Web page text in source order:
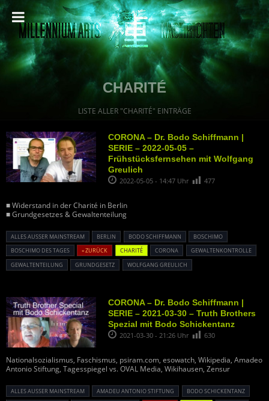
CHARITÉ
LISTE ALLER "CHARITÉ" EINTRÄGE
CORONA – Dr. Bodo Schiffmann |
SERIE – 2022-05-05 –
Frühstücksfernsehen mit Wolfgang
Greulich
2022-05-05 - 14:47 Uhr 477
■ Widerstand in der Charité in Berlin
■ Grundgesetzes & Gewaltenteilung
ALLES AUSSER MAINSTREAM BERLIN BODO SCHIFFMANN
BOSCHIMO
BOSCHIMO DES TAGES
« ZURÜCK CHARITÉ CORONA
GEWALTENKONTROLLE
GEWALTENTEILUNG
GRUNDGESETZ WOLFGANG GREULICH
CORONA – Dr. Bodo Schiffmann |
SERIE – 2021-03-30 – Truth Brothers
Spezial mit Bodo Schickentanz
2021-03-30 - 21:26 Uhr 630
Nationalsozialismus, Faschismus, psiram.com, esowatch, Wikipedia, Amadeo
Antonio Stiftung, Tagesspiegel vs. OVAL Media, Wikihausen, Zensur
ALLES AUSSER MAINSTREAM AMADEU ANTONIO STIFTUNG
BODO SCHICKENTANZ